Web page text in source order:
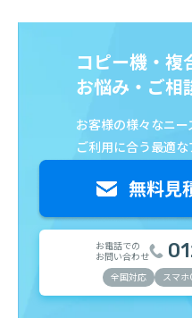
コピー機・複
お悩み・ご相
お客様の様々なニー
ご利用に合う最適な
お電話での
お問い合わせ
全国対応 スマホ